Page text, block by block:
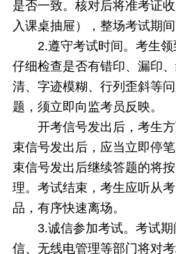
是否一致。核对后将准考证
入课桌抽屉），整场考试期
2.遵守考试时间。考生
仔细检查是否有错印、漏印
清、字迹模糊、行列歪斜等
题，须立即向监考员反映。
开考信号发出后，考生
束信号发出后，应当立即停
束信号发出后继续答题的将
理。考试结束，考生应听从
品，有序快速离场。
3.诚信参加考试。考试
信、无线电管理等部门将对